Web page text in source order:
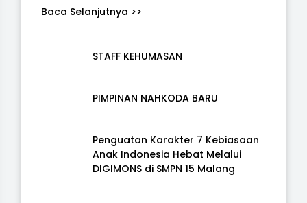
Baca Selanjutnya >>
STAFF KEHUMASAN
PIMPINAN NAHKODA BARU
Penguatan Karakter 7 Kebiasaan
Anak Indonesia Hebat Melalui
DIGIMONS di SMPN 15 Malang